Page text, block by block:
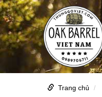
Trang chủ